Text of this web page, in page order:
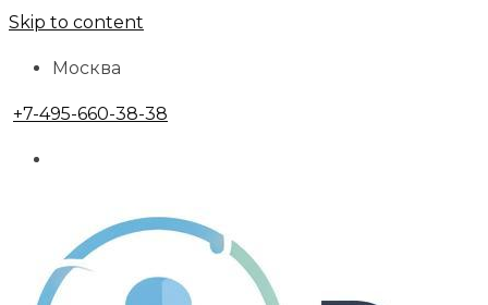
Skip to content
Москва
+7-495-660-38-38